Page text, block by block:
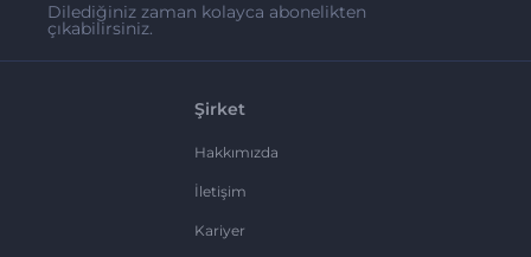
Dilediğiniz zaman kolayca abonelikten
çıkabilirsiniz.
Şirket
Hakkımızda
İletişim
Kariyer